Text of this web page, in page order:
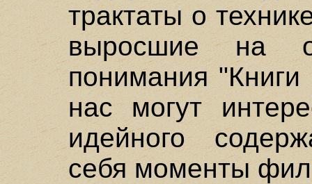
трактаты о
выросшие на
понимания
нас могут
идейного
себя моменты